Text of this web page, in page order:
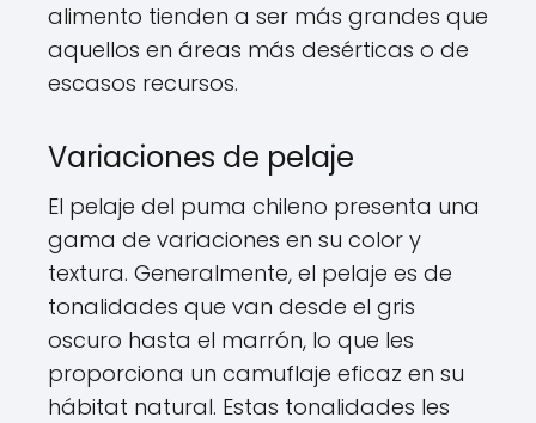
alimento tienden a ser más grandes que
aquellos en áreas más desérticas o de
escasos recursos.
Variaciones de pelaje
El pelaje del puma chileno presenta una
gama de variaciones en su color y
textura. Generalmente, el pelaje es de
tonalidades que van desde el gris
oscuro hasta el marrón, lo que les
proporciona un camuflaje eficaz en su
hábitat natural. Estas tonalidades les